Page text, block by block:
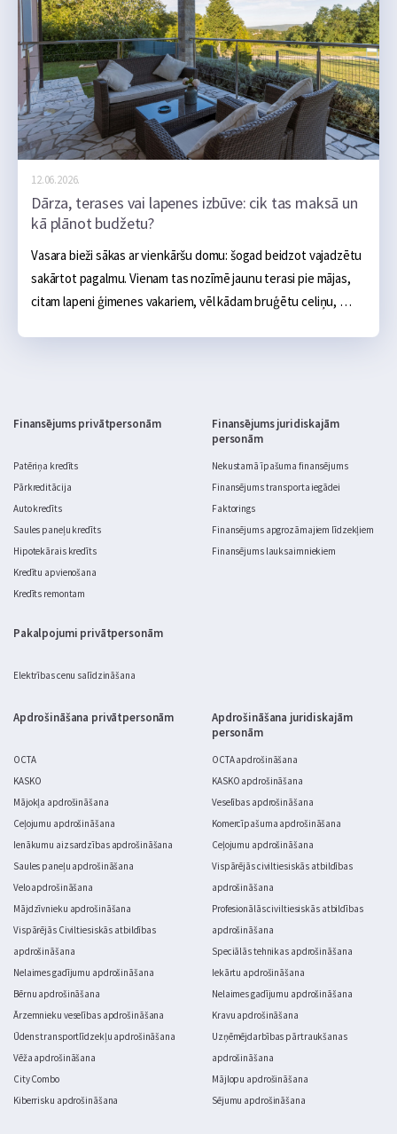
12.06.2026.
Dārza, terases vai lapenes izbūve: cik tas maksā un
kā plānot budžetu?
Vasara bieži sākas ar vienkāršu domu: šogad beidzot vajadzētu
sakārtot pagalmu. Vienam tas nozīmē jaunu terasi pie mājas,
citam lapeni ģimenes vakariem, vēl kādam bruģētu celiņu,
Finansējums privātpersonām
Patēriņa kredīts
Pārkreditācija
Auto kredīts
Saules paneļu kredīts
Hipotekārais kredīts
Kredītu apvienošana
Kredīts remontam
Pakalpojumi privātpersonām
Elektrības cenu salīdzināšana
Finansējums juridiskajām
personām
Nekustamā īpašuma finansējums
Finansējums transporta iegādei
Faktorings
Finansējums apgrozāmajiem līdzekļiem
Finansējums lauksaimniekiem
Apdrošināšana privātpersonām
OCTA
KASKO
Mājokļa apdrošināšana
Ceļojumu apdrošināšana
Ienākumu aizsardzības apdrošināšana
Saules paneļu apdrošināšana
Velo apdrošināšana
Mājdzīvnieku apdrošināšana
Vispārējās Civiltiesiskās atbildības
apdrošināšana
Nelaimes gadījumu apdrošināšana
Bērnu apdrošināšana
Ārzemnieku veselības apdrošināšana
Ūdens transportlīdzekļu apdrošināšana
Vēža apdrošināšana
City Combo
Kiberrisku apdrošināšana
Apdrošināšana juridiskajām
personām
OCTA apdrošināšana
KASKO apdrošināšana
Veselības apdrošināšana
Komercīpašuma apdrošināšana
Ceļojumu apdrošināšana
Vispārējās civiltiesiskās atbildības
apdrošināšana
Profesionālās civiltiesiskās atbildības
apdrošināšana
Speciālās tehnikas apdrošināšana
Iekārtu apdrošināšana
Nelaimes gadījumu apdrošināšana
Kravu apdrošināšana
Uzņēmējdarbības pārtraukšanas
apdrošināšana
Mājlopu apdrošināšana
Sējumu apdrošināšana